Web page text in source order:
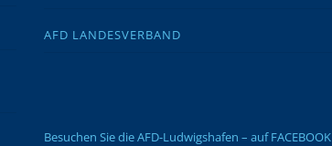
AFD LANDESVERBAND
Besuchen Sie die AFD-Ludwigshafen – auf FACEBOOK